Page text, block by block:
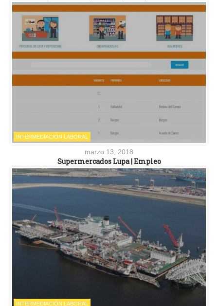
INTERMEDIACIÓN LABORAL
marzo 13, 2018
Supermercados Lupa | Empleo
INTERMEDIACIÓN LABORAL